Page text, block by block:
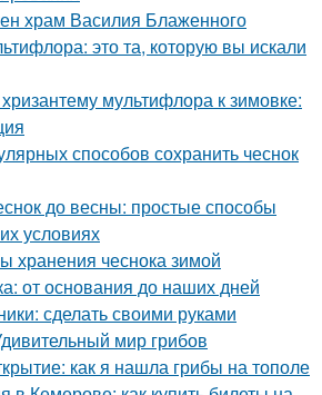
храм Василия Блаженного
это та, которую вы искали
хризантему мультифлора к зимовке:
способов сохранить чеснок
до весны: простые способы
условиях
хранения чеснока зимой
от основания до наших дней
сделать своими руками
мир грибов
как я нашла грибы на тополе